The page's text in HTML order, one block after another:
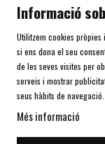
Carrer
AVÍS
Informació
Utilitzem cookies
si ens dona el seu
de les seves visites per
serveis i mostrar
seus hàbits de navegació.
Més informació